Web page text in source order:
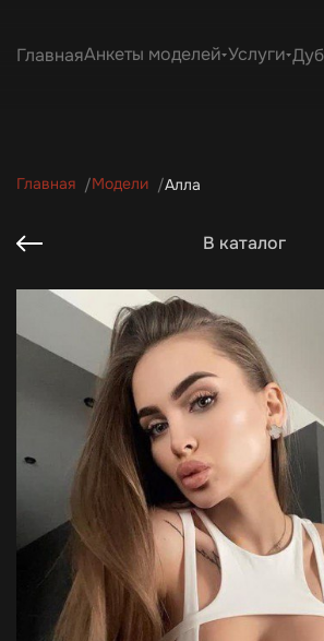
ГлавнаяАнкеты моделей Услуги
Главная Модели Алла
В каталог